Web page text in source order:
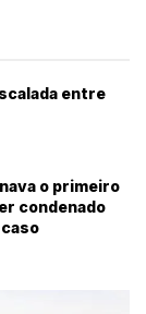
entre
o primeiro
condenado